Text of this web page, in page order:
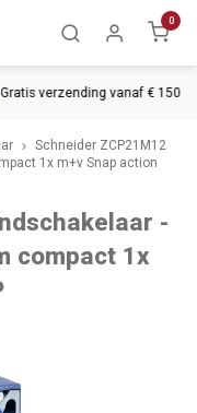
0
verzending vanaf € 150
Schneider ZCP21M12
1x m+v Snap action
-
compact 1x